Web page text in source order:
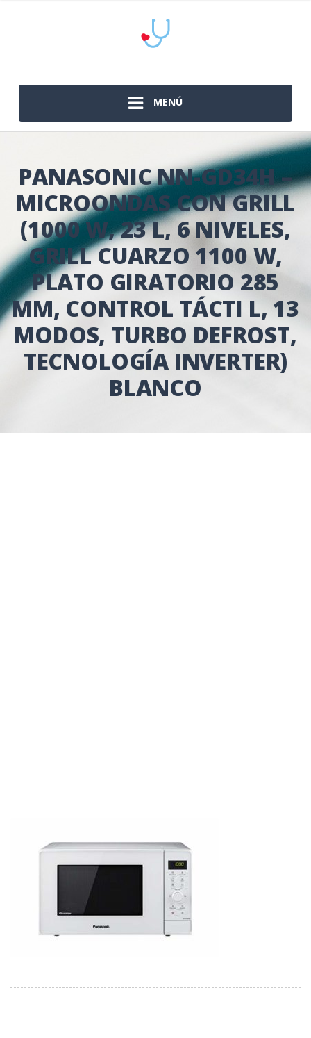
MENÚ
PANASONIC NN-GD34H –
MICROONDAS CON GRILL
(1000 W, 23 L, 6 NIVELES,
GRILL CUARZO 1100 W,
PLATO GIRATORIO 285
MM, CONTROL TÁCTI L, 13
MODOS, TURBO DEFROST,
TECNOLOGÍA INVERTER)
BLANCO